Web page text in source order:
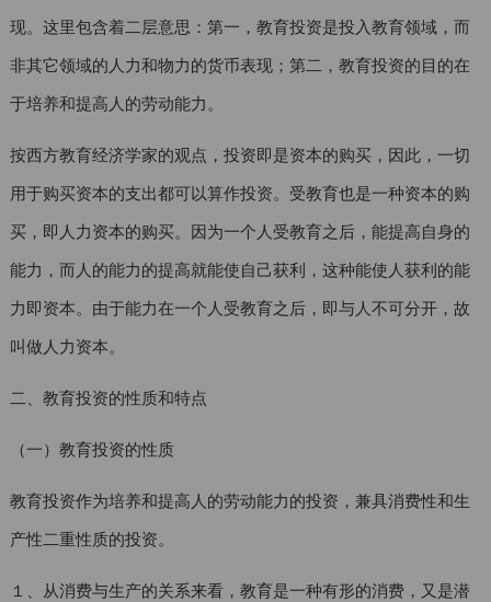
现。这里包含着二层意思：第一，教育投资是投入教育领域，而
非其它领域的人力和物力的货币表现；第二，教育投资的目的在
于培养和提高人的劳动能力。
按西方教育经济学家的观点，投资即是资本的购买，因此，一切
用于购买资本的支出都可以算作投资。受教育也是一种资本的购
买，即人力资本的购买。因为一个人受教育之后，能提高自身的
能力，而人的能力的提高就能使自己获利，这种能使人获利的能
力即资本。由于能力在一个人受教育之后，即与人不可分开，故
叫做人力资本。
二、教育投资的性质和特点
（一）教育投资的性质
教育投资作为培养和提高人的劳动能力的投资，兼具消费性和生
产性二重性质的投资。
１、从消费与生产的关系来看，教育是一种有形的消费，又是潜